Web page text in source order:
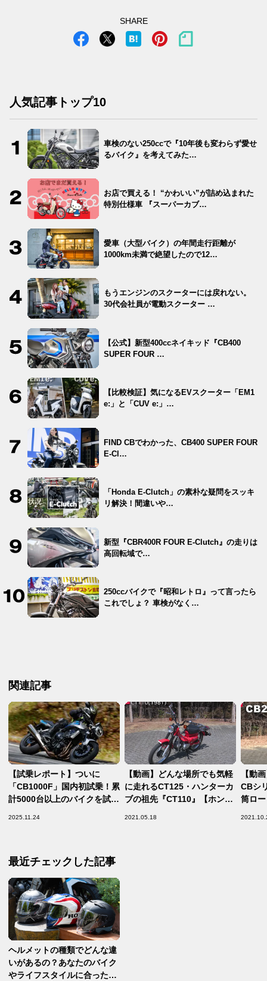
SHARE
人気記事トップ10
車検のない250ccで『10年後も変わらず愛せ
るバイク』を考えてみた…
お店で買える！ “かわいい”が詰め込まれた
特別仕様車 『スーパーカブ…
愛車（大型バイク）の年間走行距離が
1000km未満で絶望したので12…
もうエンジンのスクーターには戻れない。
30代会社員が電動スクーター …
【公式】新型400ccネイキッド『CB400
SUPER FOUR …
【比較検証】気になるEVスクーター「EM1
e:」と「CUV e:」…
FIND CBでわかった、CB400 SUPER FOUR
E-Cl…
「Honda E-Clutch」の素朴な疑問をスッキ
リ解決！間違いや…
新型『CBR400R FOUR E-Clutch』の走りは
高回転域で…
250ccバイクで『昭和レトロ』って言ったら
これでしょ？ 車検がなく…
関連記事
【試乗レポート】ついに
「CB1000F」国内初試乗！累
計5000台以上のバイクを試乗
編】
2025.11.24
【動画】どんな場所でも気軽
に走れるCT125・ハンターカ
ブの祖先『CT110』【ホンダ
2021.05.18
【動
CBシ
筒ロ
最近チェックした記事
ヘルメットの種類でどんな違
いがあるの？あなたのバイク
やライフスタイルに合ったヘ